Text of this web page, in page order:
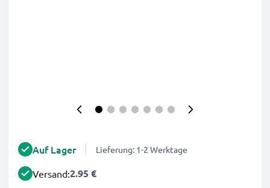
Auf Lager Lieferung: 1-2 Werktage
Versand:2.95 €